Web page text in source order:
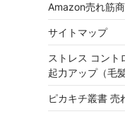
Amazon売れ筋
サイトマップ
ストレス コント
起力アップ（毛
ピカキチ叢書 売